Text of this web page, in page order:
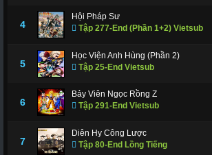
4
Hội Pháp Sư
Tập 277-End (Phần 1+2) Vietsub
5
Học Viện Anh Hùng (Phần 2)
Tập 25-End Vietsub
6
Bảy Viên Ngọc Rồng Z
Tập 291-End Vietsub
7
Diên Hy Công Lược
Tập 80-End Lồng Tiếng